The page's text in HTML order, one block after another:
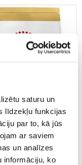
saturu un
līdzekļu funkcijas
par to, kā jūs
ar saviem
un analīzes
informāciju, ko